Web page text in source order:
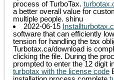
process of TurboTax.
a better overall value for
multiple people. shinu
2022-06-15
software that can efficiently
tension for handling the tax
Turbotax.ca/download is
clicking the file. During the
prompted to enter the 12 digit
turbotax with the license code